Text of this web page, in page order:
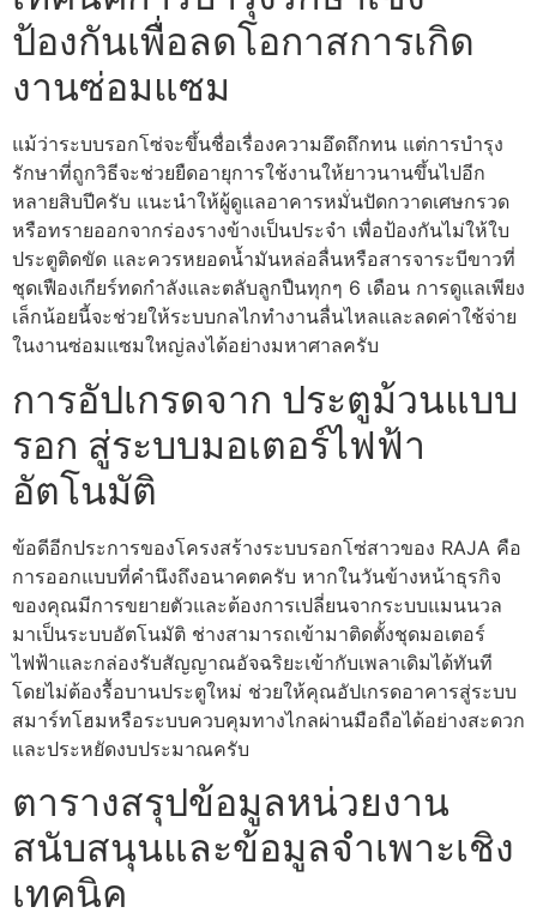
ป้องกันเพื่อลดโอกาสการเกิด
งานซ่อมแซม
แม้ว่าระบบรอกโซ่จะขึ้นชื่อเรื่องความอึดถึกทน แต่การบำรุง
รักษาที่ถูกวิธีจะช่วยยืดอายุการใช้งานให้ยาวนานขึ้นไปอีก
หลายสิบปีครับ แนะนำให้ผู้ดูแลอาคารหมั่นปัดกวาดเศษกรวด
หรือทรายออกจากร่องรางข้างเป็นประจำ เพื่อป้องกันไม่ให้ใบ
ประตูติดขัด และควรหยอดน้ำมันหล่อลื่นหรือสารจาระบีขาวที่
ชุดเฟืองเกียร์ทดกำลังและตลับลูกปืนทุกๆ 6 เดือน การดูแลเพียง
เล็กน้อยนี้จะช่วยให้ระบบกลไกทำงานลื่นไหลและลดค่าใช้จ่าย
ในงานซ่อมแซมใหญ่ลงได้อย่างมหาศาลครับ
การอัปเกรดจาก ประตูม้วนแบบ
รอก สู่ระบบมอเตอร์ไฟฟ้า
อัตโนมัติ
ข้อดีอีกประการของโครงสร้างระบบรอกโซ่สาวของ RAJA คือ
การออกแบบที่คำนึงถึงอนาคตครับ หากในวันข้างหน้าธุรกิจ
ของคุณมีการขยายตัวและต้องการเปลี่ยนจากระบบแมนนวล
มาเป็นระบบอัตโนมัติ ช่างสามารถเข้ามาติดตั้งชุดมอเตอร์
ไฟฟ้าและกล่องรับสัญญาณอัจฉริยะเข้ากับเพลาเดิมได้ทันที
โดยไม่ต้องรื้อบานประตูใหม่ ช่วยให้คุณอัปเกรดอาคารสู่ระบบ
สมาร์ทโฮมหรือระบบควบคุมทางไกลผ่านมือถือได้อย่างสะดวก
และประหยัดงบประมาณครับ
ตารางสรุปข้อมูลหน่วยงาน
สนับสนุนและข้อมูลจำเพาะเชิง
เทคนิค